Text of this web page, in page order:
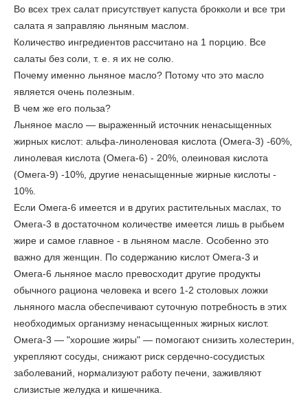
Во всех трех салат присутствует капуста брокколи и все три
салата я заправляю льняным маслом.
Количество ингредиентов рассчитано на 1 порцию. Все
салаты без соли, т. е. я их не солю.
Почему именно льняное масло? Потому что это масло
является очень полезным.
В чем же его польза?
Льняное масло — выраженный источник ненасыщенных
жирных кислот: альфа-линоленовая кислота (Омега-3) -60%,
линолевая кислота (Омега-6) - 20%, олеиновая кислота
(Омега-9) -10%, другие ненасыщенные жирные кислоты -
10%.
Если Омега-6 имеется и в других растительных маслах, то
Омега-3 в достаточном количестве имеется лишь в рыбьем
жире и самое главное - в льняном масле. Особенно это
важно для женщин. По содержанию кислот Омега-3 и
Омега-6 льняное масло превосходит другие продукты
обычного рациона человека и всего 1-2 столовых ложки
льняного масла обеспечивают суточную потребность в этих
необходимых организму ненасыщенных жирных кислот.
Омега-3 — "хорошие жиры" — помогают снизить холестерин,
укрепляют сосуды, снижают риск сердечно-сосудистых
заболеваний, нормализуют работу печени, заживляют
слизистые желудка и кишечника.